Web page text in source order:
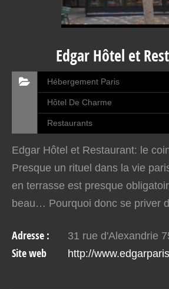
Edgar Hôtel et
Hébergement Paris
Hôtel De Charme
Restaurants
Edgar Hôtel et Restaurant: le
Presque un rituel dans la vie
en terrasse est presque
beau… Pourquoi donc se priver
Adresse : 31 rue d'Alexandrie
Site web http://